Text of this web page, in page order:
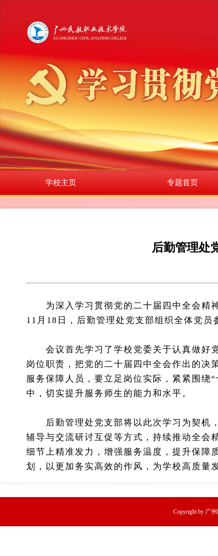
学校主页 专题首页
后勤管理处
为深入学习贯彻党的二十届四中全会精神
11月18日，后勤管理处党支部组织全体党
会议首先学习了学校党委关于认真做好党
岗位职责，把党的二十届四中全会作出的决
服务保障人员，要立足岗位实际，紧紧围绕
中，切实提升服务师生的能力和水平。
后勤管理处党支部将以此次学习为契机，
辅导与交流研讨互促等方式，持续推动全会
细节上精准发力，增强服务温度，提升保障
划，以更加务实高效的作风，为学校高质量
Copyright by 广